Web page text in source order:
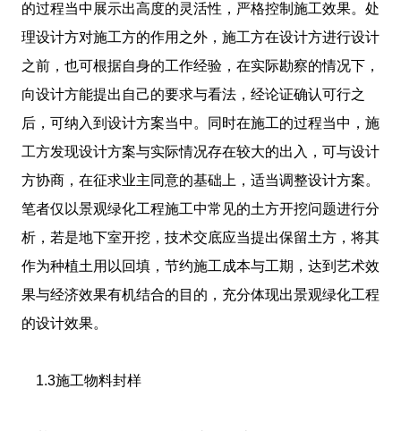
的过程当中展示出高度的灵活性，严格控制施工效果。处
理设计方对施工方的作用之外，施工方在设计方进行设计
之前，也可根据自身的工作经验，在实际勘察的情况下，
向设计方能提出自己的要求与看法，经论证确认可行之
后，可纳入到设计方案当中。同时在施工的过程当中，施
工方发现设计方案与实际情况存在较大的出入，可与设计
方协商，在征求业主同意的基础上，适当调整设计方案。
笔者仅以景观绿化工程施工中常见的土方开挖问题进行分
析，若是地下室开挖，技术交底应当提出保留土方，将其
作为种植土用以回填，节约施工成本与工期，达到艺术效
果与经济效果有机结合的目的，充分体现出景观绿化工程
的设计效果。
1.3施工物料封样